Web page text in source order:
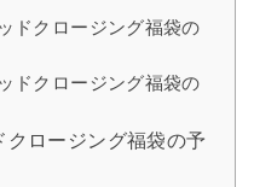
ドクロージング福袋の
ドクロージング福袋の
ロージング福袋の予